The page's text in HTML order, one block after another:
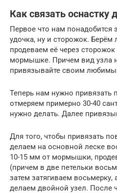
Как связать оснастку
Первое что нам
удочка, ну и сторожок. Берём
продеваем её через
мормышке. Причем вид узла
привязывайте своим
Теперь нам нужно привязать
отмеряем примерно 30-40
нужно делать. Далее
Для того, чтобы привязать
делаем на основной леске
10-15 мм от мормышки,
(причем в две петельки
затем затягиваем
делаем двойной узел. После